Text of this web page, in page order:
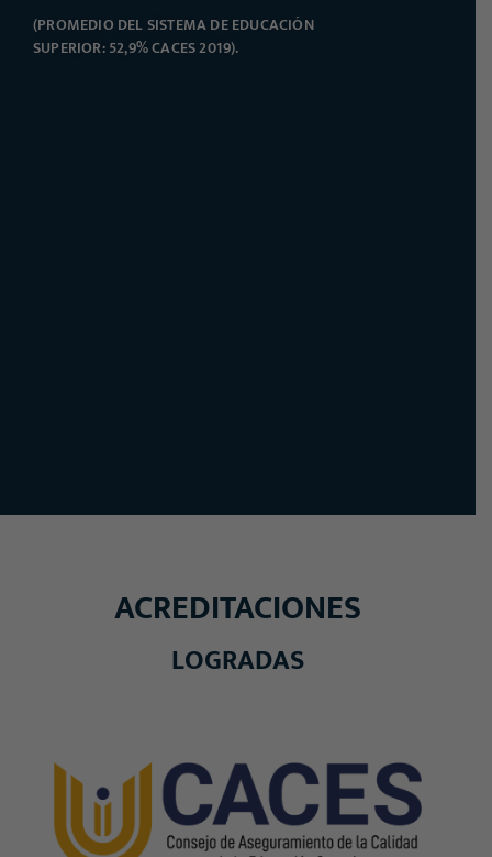
(PROMEDIO DEL SISTEMA DE EDUCACIÓN
SUPERIOR: 52,9% CACES 2019).
ACREDITACIONES
LOGRADAS